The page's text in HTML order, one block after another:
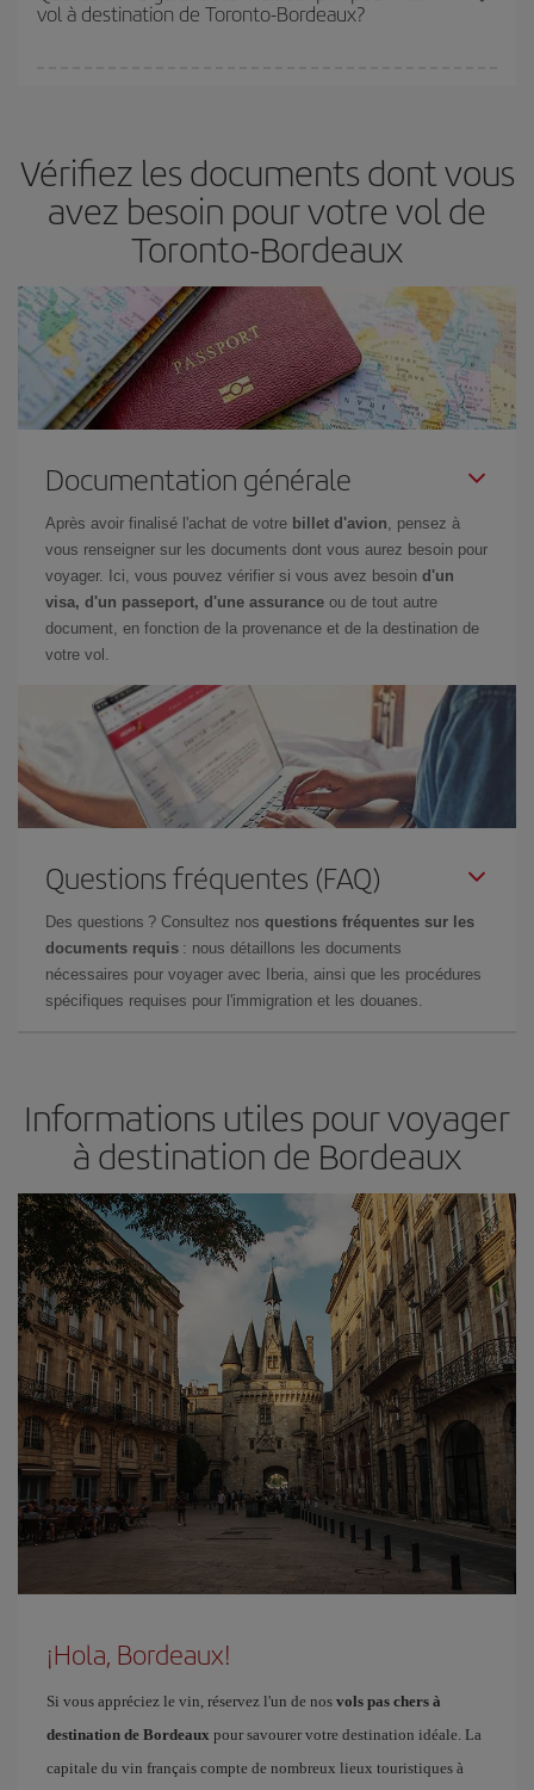
disponibilité ou de l'épuisement des tarifs les plus économiques
vol à destination de Toronto-Bordeaux?
Vérifiez les documents dont vous
avez besoin pour votre vol de
Toronto-Bordeaux
Documentation générale
Après avoir finalisé l'achat de votre billet d'avion, pensez à
vous renseigner sur les documents dont vous aurez besoin pour
voyager. Ici, vous pouvez vérifier si vous avez besoin d'un
visa, d'un passeport, d'une assurance ou de tout autre
document, en fonction de la provenance et de la destination de
votre vol.
Questions fréquentes (FAQ)
Des questions ? Consultez nos questions fréquentes sur les
documents requis : nous détaillons les documents
nécessaires pour voyager avec Iberia, ainsi que les procédures
spécifiques requises pour l'immigration et les douanes.
Informations utiles pour voyager
à destination de Bordeaux
¡Hola, Bordeaux!
Si vous appréciez le vin, réservez l'un de nos vols pas chers à
destination de Bordeaux pour savourer votre destination idéale. La
capitale du vin français compte de nombreux lieux touristiques à